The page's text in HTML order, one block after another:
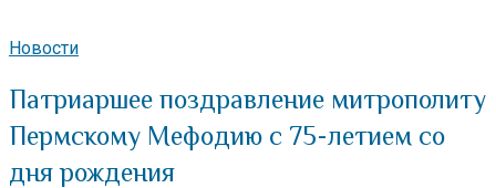
Новости
Патриаршее поздравление митрополиту
Пермскому Мефодию с 75-летием со
дня рождения